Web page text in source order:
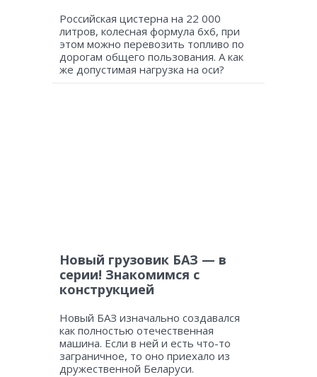
Российская цистерна на 22 000
литров, колесная формула 6х6, при
этом можно перевозить топливо по
дорогам общего пользования. А как
же допустимая нагрузка на оси?
Новый грузовик БАЗ — в
серии! Знакомимся с
конструкцией
Новый БАЗ изначально создавался
как полностью отечественная
машина. Если в ней и есть что-то
заграничное, то оно приехало из
дружественной Беларуси.